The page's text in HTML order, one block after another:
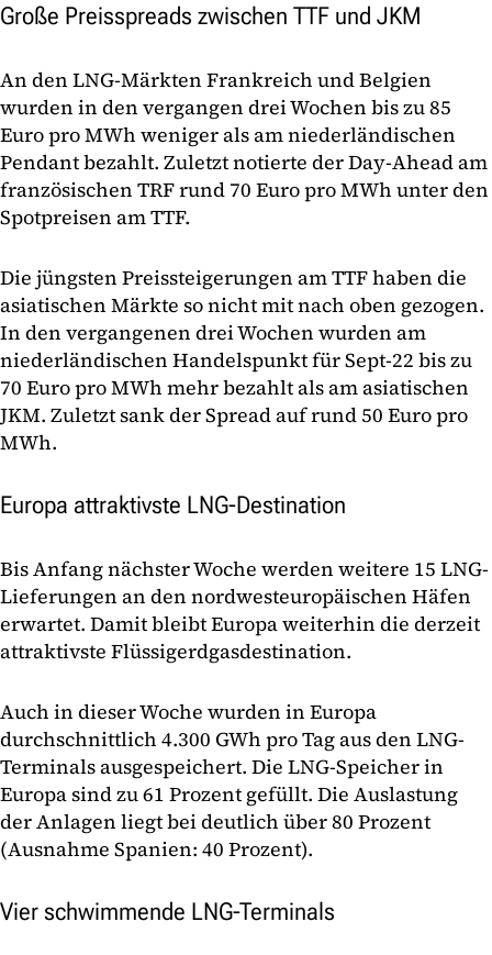
Große Preisspreads zwischen TTF und JKM
An den LNG-Märkten Frankreich und Belgien
wurden in den vergangen drei Wochen bis zu 85
Euro pro MWh weniger als am niederländischen
Pendant bezahlt. Zuletzt notierte der Day-Ahead am
französischen TRF rund 70 Euro pro MWh unter den
Spotpreisen am TTF.
Die jüngsten Preissteigerungen am TTF haben die
asiatischen Märkte so nicht mit nach oben gezogen.
In den vergangenen drei Wochen wurden am
niederländischen Handelspunkt für Sept-22 bis zu
70 Euro pro MWh mehr bezahlt als am asiatischen
JKM. Zuletzt sank der Spread auf rund 50 Euro pro
MWh.
Europa attraktivste LNG-Destination
Bis Anfang nächster Woche werden weitere 15 LNG-
Lieferungen an den nordwesteuropäischen Häfen
erwartet. Damit bleibt Europa weiterhin die derzeit
attraktivste Flüssigerdgasdestination.
Auch in dieser Woche wurden in Europa
durchschnittlich 4.300 GWh pro Tag aus den LNG-
Terminals ausgespeichert. Die LNG-Speicher in
Europa sind zu 61 Prozent gefüllt. Die Auslastung
der Anlagen liegt bei deutlich über 80 Prozent
(Ausnahme Spanien: 40 Prozent).
Vier schwimmende LNG-Terminals